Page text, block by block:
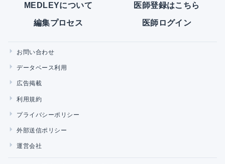
MEDLEYについて 医師登録はこちら
編集プロセス 医師ログイン
お問い合わせ
データベース利用
広告掲載
利用規約
プライバシーポリシー
外部送信ポリシー
運営会社